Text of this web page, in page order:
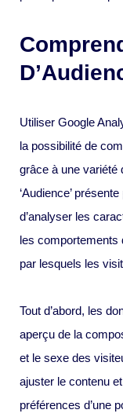
Utiliser Google
la possibilité de
grâce à une variété
‘Audience’
d’analyser les
les comportements
par lesquels les
Tout d’abord, les
aperçu de la
et le sexe des
ajuster le contenu
préférences d’une